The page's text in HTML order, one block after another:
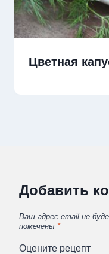
Цветная
Добавить
Ваш адрес email не
помечены *
Оцените рецепт